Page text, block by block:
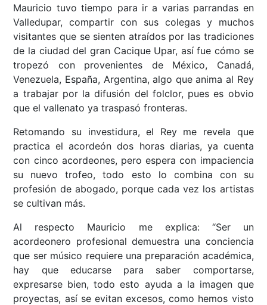
Mauricio tuvo tiempo para ir a varias parrandas en
Valledupar, compartir con sus colegas y muchos
visitantes que se sienten atraídos por las tradiciones
de la ciudad del gran Cacique Upar, así fue cómo se
tropezó con provenientes de México, Canadá,
Venezuela, España, Argentina, algo que anima al Rey
a trabajar por la difusión del folclor, pues es obvio
que el vallenato ya traspasó fronteras.
Retomando su investidura, el Rey me revela que
practica el acordeón dos horas diarias, ya cuenta
con cinco acordeones, pero espera con impaciencia
su nuevo trofeo, todo esto lo combina con su
profesión de abogado, porque cada vez los artistas
se cultivan más.
Al respecto Mauricio me explica: “Ser un
acordeonero profesional demuestra una conciencia
que ser músico requiere una preparación académica,
hay que educarse para saber comportarse,
expresarse bien, todo esto ayuda a la imagen que
proyectas, así se evitan excesos, como hemos visto